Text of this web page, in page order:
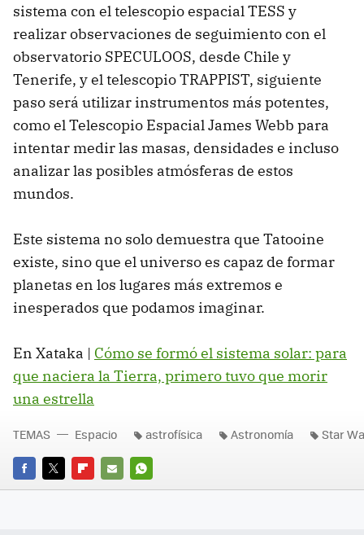
sistema con el telescopio espacial TESS y
realizar observaciones de seguimiento con el
observatorio SPECULOOS, desde Chile y
Tenerife, y el telescopio TRAPPIST, siguiente
paso será utilizar instrumentos más potentes,
como el Telescopio Espacial James Webb para
intentar medir las masas, densidades e incluso
analizar las posibles atmósferas de estos
mundos.
Este sistema no solo demuestra que Tatooine
existe, sino que el universo es capaz de formar
planetas en los lugares más extremos e
inesperados que podamos imaginar.
En Xataka | Cómo se formó el sistema solar: para
que naciera la Tierra, primero tuvo que morir
una estrella
FACEBOOK
TWITTERFLIPBOARD
E-
WHATSAPP
TEMAS Espacio astrofísica Astronomía Star